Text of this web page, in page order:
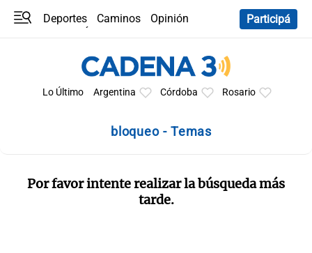
Deportes Caminos
Opinión
Participá
Lo Último Argentina Córdoba Rosario
bloqueo - Temas
Por favor intente realizar la búsqueda más
tarde.